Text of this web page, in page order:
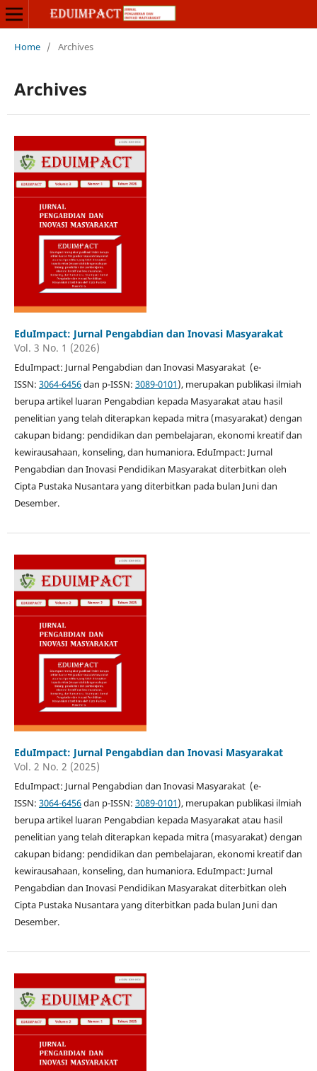
Home / Archives
Archives
EduImpact: Jurnal Pengabdian dan Inovasi Masyarakat
Vol. 3 No. 1 (2026)
EduImpact: Jurnal Pengabdian dan Inovasi Masyarakat (e-
ISSN: 3064-6456dan p-ISSN: 3089-0101), merupakan publikasi ilmiah
berupa artikel luaran Pengabdian kepada Masyarakat atau hasil
penelitian yang telah diterapkan kepada mitra (masyarakat) dengan
cakupan bidang: pendidikan dan pembelajaran, ekonomi kreatif dan
kewirausahaan, konseling, dan humaniora. EduImpact: Jurnal
Pengabdian dan Inovasi Pendidikan Masyarakat diterbitkan oleh
Cipta Pustaka Nusantara yang diterbitkan pada bulan Juni dan
Desember.
EduImpact: Jurnal Pengabdian dan Inovasi Masyarakat
Vol. 2 No. 2 (2025)
EduImpact: Jurnal Pengabdian dan Inovasi Masyarakat (e-
ISSN: 3064-6456dan p-ISSN: 3089-0101), merupakan publikasi ilmiah
berupa artikel luaran Pengabdian kepada Masyarakat atau hasil
penelitian yang telah diterapkan kepada mitra (masyarakat) dengan
cakupan bidang: pendidikan dan pembelajaran, ekonomi kreatif dan
kewirausahaan, konseling, dan humaniora. EduImpact: Jurnal
Pengabdian dan Inovasi Pendidikan Masyarakat diterbitkan oleh
Cipta Pustaka Nusantara yang diterbitkan pada bulan Juni dan
Desember.